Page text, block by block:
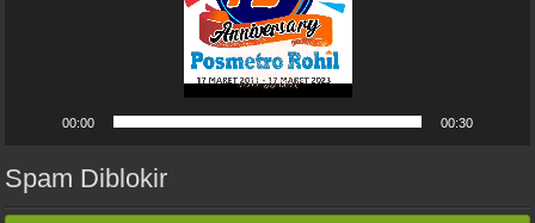
00:00 00:30
Spam Diblokir